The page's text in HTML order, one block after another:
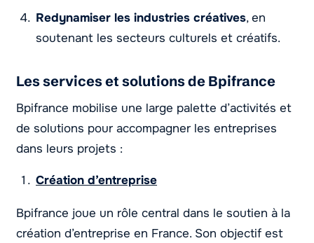
Redynamiser les industries créatives, en
soutenant les secteurs culturels et créatifs.
Les services et solutions de Bpifrance
Bpifrance mobilise une large palette d’activités et
de solutions pour accompagner les entreprises
dans leurs projets :
Création d’entreprise
Bpifrance joue un rôle central dans le soutien à la
création d’entreprise en France. Son objectif est